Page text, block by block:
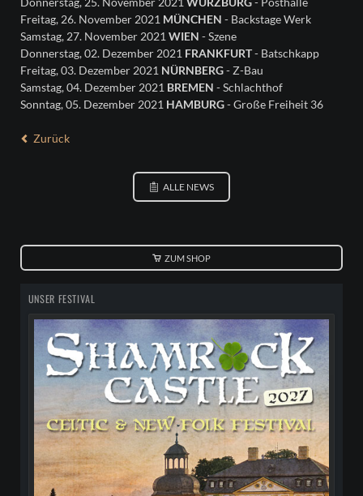
Freitag, 26. November 2021 MÜNCHEN - Backstage Werk
Samstag, 27. November 2021 WIEN - Szene
Donnerstag, 02. Dezember 2021 FRANKFURT- Batschkapp
Freitag, 03. Dezember 2021 NÜRNBERG- Z-Bau
Samstag, 04. Dezember 2021 BREMEN - Schlachthof
Sonntag, 05. Dezember 2021 HAMBURG- Große Freiheit 36
Zurück
ALLE NEWS
ZUM SHOP
UNSER FESTIVAL